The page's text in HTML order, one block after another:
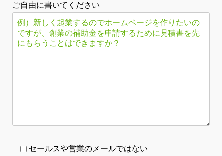
ご自由に書いてください
セールスや営業のメールではない